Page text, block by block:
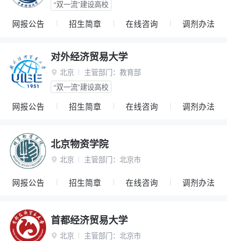
“双一流”建设高校
网报公告 招生简章 在线咨询 调剂办法
对外经济贸易大学
 北京 主管部门： 教育部
“双一流”建设高校
网报公告 招生简章 在线咨询 调剂办法
北京物资学院
 北京 主管部门： 北京市
网报公告 招生简章 在线咨询 调剂办法
首都经济贸易大学
 北京 主管部门： 北京市